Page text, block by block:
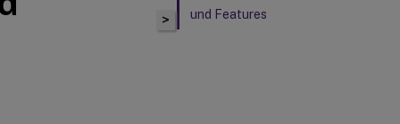
>
und Features